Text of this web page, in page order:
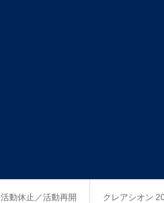
活動休止／活動再開 クレアシオン